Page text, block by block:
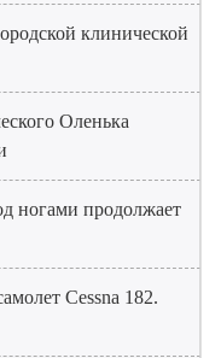
клинической
Оленька
ногами продолжает
Cessna 182.